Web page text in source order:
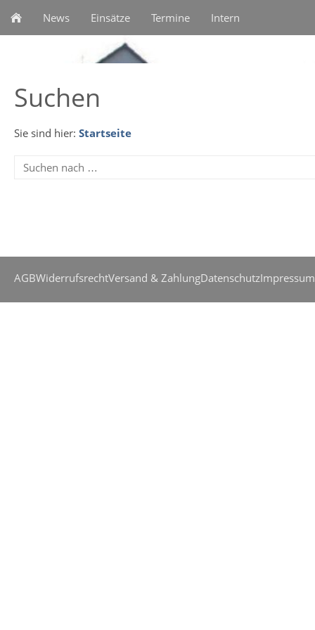
News Einsätze Termine Intern
Suchen
Sie sind hier: Startseite
AGBWiderrufsrechtVersand & ZahlungDatenschutzImpressum